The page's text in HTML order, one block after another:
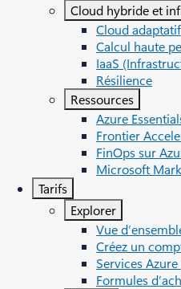
Cloud hybride et
Cloud adaptatif
Calcul haute
IaaS
Résilience
Ressources
Azure
Frontier
FinOps sur
Microsoft
Tarifs
Explorer
Vue
Créez un
Services
Formules